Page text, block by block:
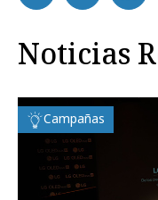
Noticias
Campañas